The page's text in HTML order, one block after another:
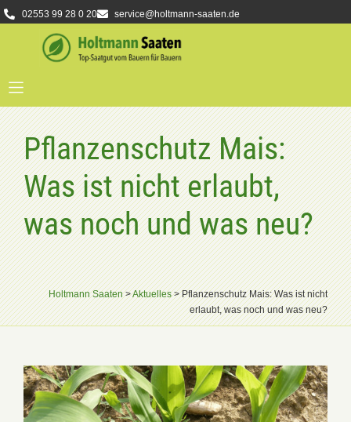
02553 99 28 0 20 service@holtmann-saaten.de
Pflanzenschutz Mais:
Was ist nicht erlaubt,
was noch und was neu?
Holtmann Saaten>Aktuelles>Pflanzenschutz Mais: Was ist nicht
erlaubt, was noch und was neu?